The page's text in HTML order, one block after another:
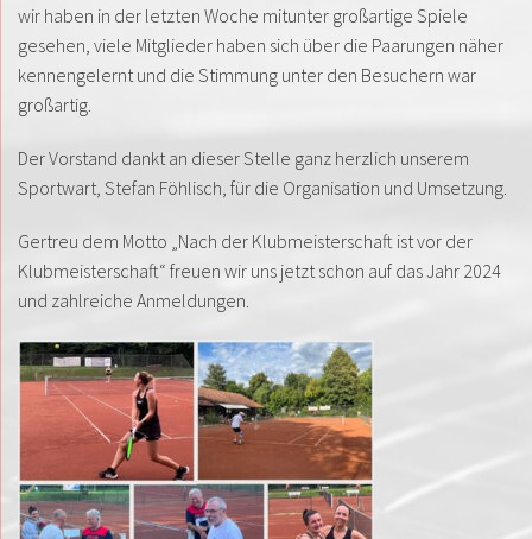
wir haben in der letzten Woche mitunter großartige Spiele
gesehen, viele Mitglieder haben sich über die Paarungen näher
kennengelernt und die Stimmung unter den Besuchern war
großartig.
Der Vorstand dankt an dieser Stelle ganz herzlich unserem
Sportwart, Stefan Föhlisch, für die Organisation und Umsetzung.
Gertreu dem Motto „Nach der Klubmeisterschaft ist vor der
Klubmeisterschaft“ freuen wir uns jetzt schon auf das Jahr 2024
und zahlreiche Anmeldungen.